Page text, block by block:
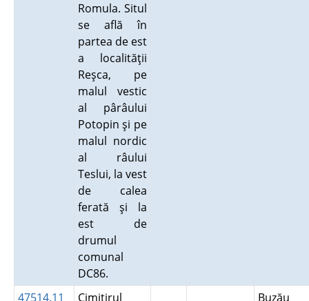
Romula. Situl
se află în
partea de est
a localităţii
Reşca, pe
malul vestic
al pârâului
Potopin şi pe
malul nordic
al râului
Teslui, la vest
de calea
ferată şi la
est de
drumul
comunal
DC86.
47514.11 Cimitirul Buzău